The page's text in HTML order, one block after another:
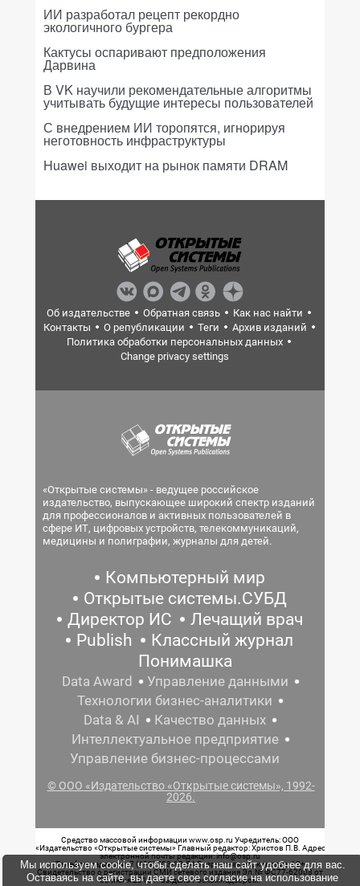
ИИ разработал рецепт рекордно
экологичного бургера
Кактусы оспаривают предположения
Дарвина
В VK научили рекомендательные алгоритмы
учитывать будущие интересы пользователей
С внедрением ИИ торопятся, игнорируя
неготовность инфраструктуры
Huawei выходит на рынок памяти DRAM
Об издательстве Обратная связь
Как нас найти
Контакты
О републикации Теги
Архив изданий
Политика обработки персональных данных
Change privacy settings
«Открытые системы» - ведущее российское
издательство, выпускающее широкий спектр изданий
для профессионалов и активных пользователей в
сфере ИТ, цифровых устройств, телекоммуникаций,
медицины и полиграфии, журналы для детей.
Компьютерный мир
Открытые системы.СУБД
Директор ИС
Лечащий врач
Publish
Классный журнал
Понимашка
Data Award
Управление данными
Технологии бизнес-аналитики
Data & AI
Качество данных
Интеллектуальное предприятие
Управление бизнес-процессами
© ООО «Издательство «Открытые системы», 1992-
2026.
Средство массовой информации www.osp.ru Учредитель: ООО
«Издательство «Открытые системы» Главный редактор: Христов П.В. Адрес
электронной почты редакции: info@osp.ru
Телефон редакции: 7 (499) 703-18-54 Возрастная маркировка: 12+
Свидетельство о регистрации СМИ сетевого издания Эл.№ ФС77-62008 от
05 июня 2015 г. выдано Роскомнадзором.
Мы используем cookie, чтобы сделать наш сайт удобнее для вас.
Оставаясь на сайте, вы даете свое согласие на использование